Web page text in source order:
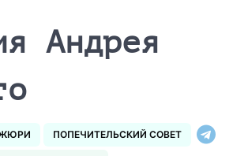
Андрея
ПОПЕЧИТЕЛЬСКИЙ СОВЕТ